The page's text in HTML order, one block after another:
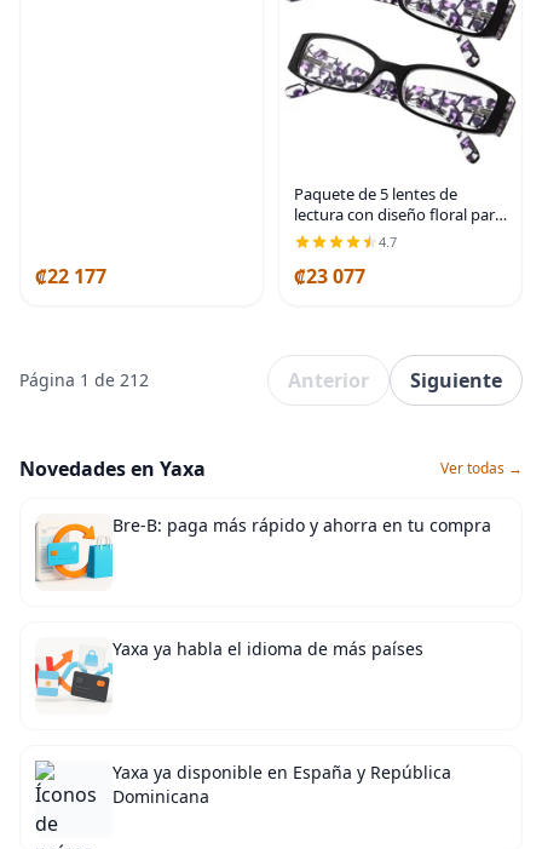
₡22 177
Paquete de 5 lentes de
lectura con diseño floral para
mujer, incluye lectores de sol
4.7
₡23 077
Página 1 de 212 Anterior Siguiente
Novedades en Yaxa Ver todas →
Bre-B: paga más rápido y ahorra en tu compra
Yaxa ya habla el idioma de más países
Yaxa ya disponible en España y República
Dominicana